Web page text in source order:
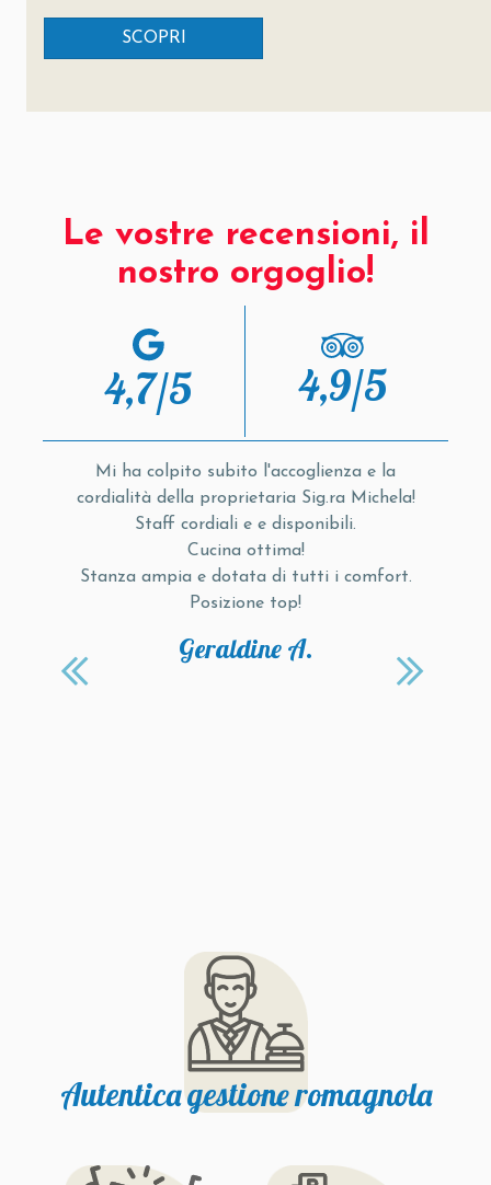
SCOPRI
Le vostre recensioni, il
nostro orgoglio!
4,7/5 4,9/5
Mi ha colpito subito l'accoglienza e la
cordialità della proprietaria Sig.ra Michela!
Staff cordiali e e disponibili.
Cucina ottima!
Stanza ampia e dotata di tutti i comfort.
Posizione top!
Geraldine A.
Autentica gestione romagnola